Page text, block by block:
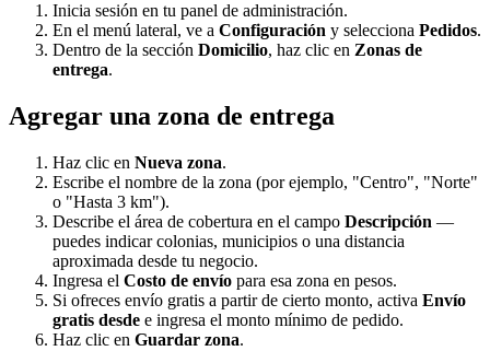
Inicia sesión en tu panel de administración.
En el menú lateral, ve a Configuración y selecciona Pedidos.
Dentro de la sección Domicilio, haz clic en Zonas de
entrega.
Agregar una zona de entrega
Haz clic en Nueva zona.
Escribe el nombre de la zona (por ejemplo, "Centro", "Norte"
o "Hasta 3 km").
Describe el área de cobertura en el campo Descripción —
puedes indicar colonias, municipios o una distancia
aproximada desde tu negocio.
Ingresa el Costo de envío para esa zona en pesos.
Si ofreces envío gratis a partir de cierto monto, activa Envío
gratis desde e ingresa el monto mínimo de pedido.
Haz clic en Guardar zona.